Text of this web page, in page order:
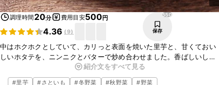
調理時間 20分 費用目安500円
4.36 (9)
550
保存
中はホクホクとしていて、カリっと表面を焼いた里芋と、甘くておい
しいホタテを、ニンニクとバターで炒め合わせました。香ばしいしょ
うゆとも相性がよく、とてもおいしいですよ。夜ごはんのおかずの一
品としても、お酒のおつまみにも合いますのでぜひ作ってみてくださ
紹介文をすべて見る
#里芋 #さといも #冬野菜 #秋野菜 #野菜